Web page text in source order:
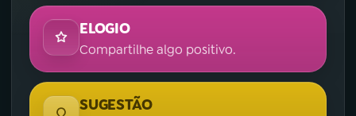
ELOGIO
Compartilhe algo positivo.
SUGESTÃO